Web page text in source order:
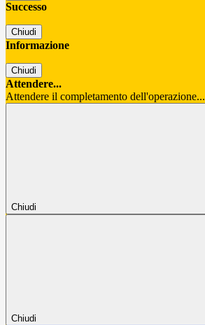
Successo
Chiudi
Informazione
Chiudi
Attendere...
Attendere il completamento dell'operazione...
Chiudi
Chiudi